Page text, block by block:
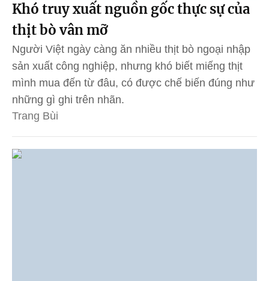
Khó truy xuất nguồn gốc thực sự của
thịt bò vân mỡ
Người Việt ngày càng ăn nhiều thịt bò ngoại nhập
sản xuất công nghiệp, nhưng khó biết miếng thịt
mình mua đến từ đâu, có được chế biến đúng như
những gì ghi trên nhãn.
Trang Bùi